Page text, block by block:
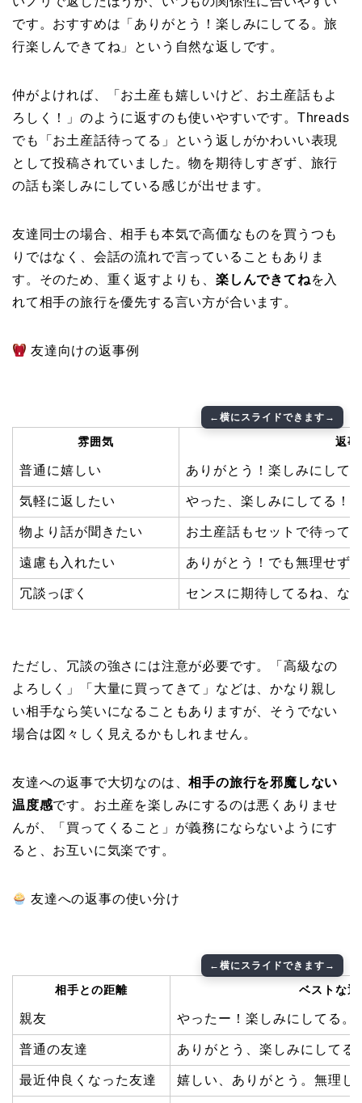
です。おすすめは「ありがとう！楽しみにしてる。旅
行楽しんできてね」という自然な返しです。
仲がよければ、「お土産も嬉しいけど、お土産話もよ
ろしく！」のように返すのも使いやすいです。Threads
でも「お土産話待ってる」という返しがかわいい表現
として投稿されていました。物を期待しすぎず、旅行
の話も楽しみにしている感じが出せます。
友達同士の場合、相手も本気で高価なものを買うつも
りではなく、会話の流れで言っていることもありま
す。そのため、重く返すよりも、楽しんできてねを入
れて相手の旅行を優先する言い方が合います。
友達向けの返事例
雰囲気 返事
普通に嬉しい ありがとう！楽しみにして
気軽に返したい やった、楽しみにしてる！
物より話が聞きたい お土産話もセットで待って
遠慮も入れたい ありがとう！でも無理せず
冗談っぽく センスに期待してるね、な
ただし、冗談の強さには注意が必要です。「高級なの
よろしく」「大量に買ってきて」などは、かなり親し
い相手なら笑いになることもありますが、そうでない
場合は図々しく見えるかもしれません。
友達への返事で大切なのは、相手の旅行を邪魔しない
温度感です。お土産を楽しみにするのは悪くありませ
んが、「買ってくること」が義務にならないようにす
ると、お互いに気楽です。
友達への返事の使い分け
相手との距離 ベストな返
親友 やったー！楽しみにしてる。
普通の友達 ありがとう、楽しみにしてる
最近仲良くなった友達 嬉しい、ありがとう。無理し